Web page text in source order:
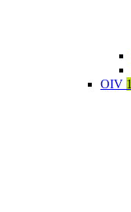
OIV 1